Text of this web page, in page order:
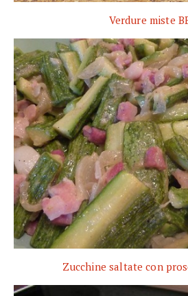
Verdure miste
Zucchine saltate con